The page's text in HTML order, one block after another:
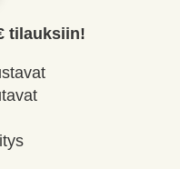
tilauksiin!